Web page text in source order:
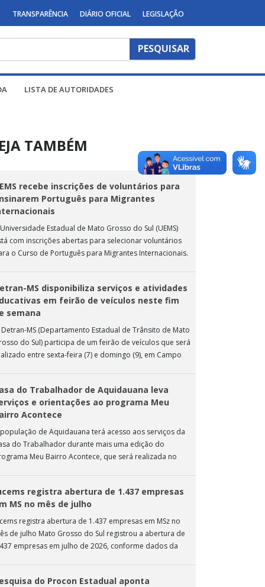
TRANSPARÊNCIA DIÁRIO OFICIAL LEGISLAÇÃO
LISTA DE AUTORIDADES
TAMBÉM
recebe inscrições de voluntários para
Português para Migrantes
Estadual de Mato Grosso do Sul (UEMS)
com inscrições abertas para selecionar voluntários
o Curso de Português para Migrantes Internacionais.
MS disponibiliza serviços e atividades
em feirão de veículos neste fim
semana
Detran-MS (Departamento Estadual de Trânsito de Mato
do Sul) participa de um feirão de veículos que será
entre sexta-feira (7) e domingo (9), em Campo
do Trabalhador de Aquidauana leva
e orientações ao programa Meu
Acontece
de Aquidauana terá acesso aos serviços da
do Trabalhador durante mais uma edição do
Meu Bairro Acontece, que será realizada no
registra abertura de 1.437 empresas
MS no mês de julho
registra abertura de 1.437 empresas em MSz no
de julho Mato Grosso do Sul registrou a abertura de
empresas em julho de 2026, conforme dados da
do Procon Estadual aponta